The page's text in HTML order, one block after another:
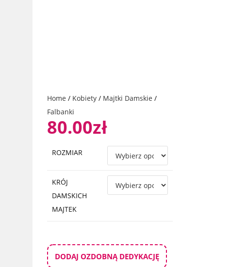
Home / Kobiety / Majtki Damskie /
Falbanki
80.00zł
ROZMIAR
KRÓJ
DAMSKICH
MAJTEK
DODAJ OZDOBNĄ DEDYKACJĘ